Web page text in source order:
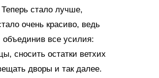
стало лучше,
очень красиво, ведь
объединив все усилия:
сносить остатки ветхих
дворы и так далее.